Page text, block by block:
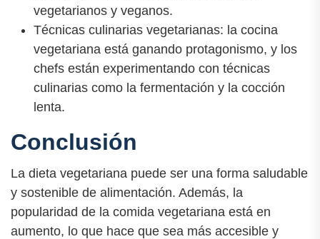
vegetarianos y veganos.
Técnicas culinarias vegetarianas: la cocina
vegetariana está ganando protagonismo, y los
chefs están experimentando con técnicas
culinarias como la fermentación y la cocción
lenta.
Conclusión
La dieta vegetariana puede ser una forma saludable
y sostenible de alimentación. Además, la
popularidad de la comida vegetariana está en
aumento, lo que hace que sea más accesible y